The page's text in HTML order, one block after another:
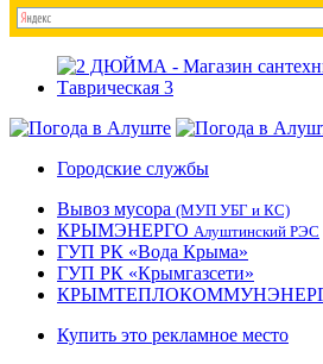
Городские службы
Вывоз мусора (МУП УБГ и КС)
КРЫМЭНЕРГО Алуштинский РЭС
ГУП РК «Вода Крыма»
ГУП РК «Крымгазсети»
Купить это рекламное место